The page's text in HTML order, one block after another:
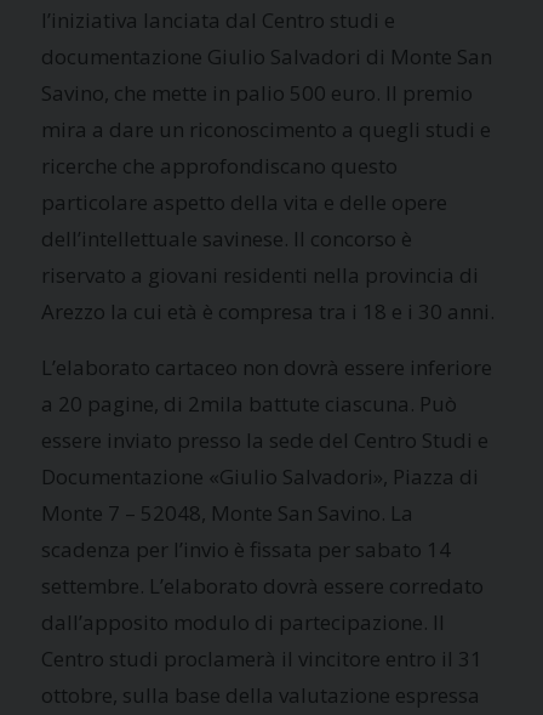
l’iniziativa lanciata dal Centro studi e
documentazione Giulio Salvadori di Monte San
Savino, che mette in palio 500 euro. Il premio
mira a dare un riconoscimento a quegli studi e
ricerche che approfondiscano questo
particolare aspetto della vita e delle opere
dell’intellettuale savinese. Il concorso è
riservato a giovani residenti nella provincia di
Arezzo la cui età è compresa tra i 18 e i 30 anni.
L’elaborato cartaceo non dovrà essere inferiore
a 20 pagine, di 2mila battute ciascuna. Può
essere inviato presso la sede del Centro Studi e
Documentazione «Giulio Salvadori», Piazza di
Monte 7 – 52048, Monte San Savino. La
scadenza per l’invio è fissata per sabato 14
settembre. L’elaborato dovrà essere corredato
dall’apposito modulo di partecipazione. Il
Centro studi proclamerà il vincitore entro il 31
ottobre, sulla base della valutazione espressa